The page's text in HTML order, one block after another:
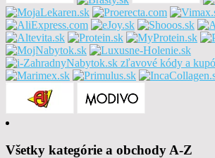
Všetky kategórie a obchody A-Z